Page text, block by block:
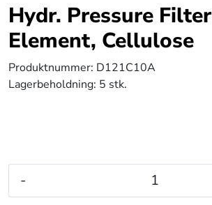
Hydr. Pressure Filter
Element, Cellulose
Produktnummer: D121C10A
Lagerbeholdning: 5 stk.
-